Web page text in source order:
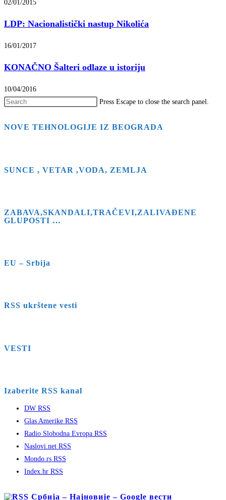
02/01/2015
LDP: Nacionalistički nastup Nikolića
16/01/2017
KONAČNO Šalteri odlaze u istoriju
10/04/2016
Press Escape to close the search panel.
NOVE TEHNOLOGIJE IZ BEOGRADA
SUNCE , VETAR ,VODA, ZEMLJA
ZABAVA,SKANDALI,TRAČEVI,ZALIVAĐENE
GLUPOSTI …
EU – Srbija
RSS ukrštene vesti
VESTI
Izaberite RSS kanal
DW RSS
Glas Amerike RSS
Radio Slobodna Evropa RSS
Naslovi.net RSS
Mondo.rs RSS
Index.hr RSS
Србија – Најновије – Google вести